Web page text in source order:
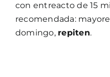
con entreacto de 15
recomendada:
domingo, repiten.